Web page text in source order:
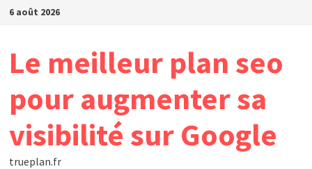
Passer
6 août 2026
Le meilleur plan seo
pour augmenter sa
visibilité sur Google
trueplan.fr